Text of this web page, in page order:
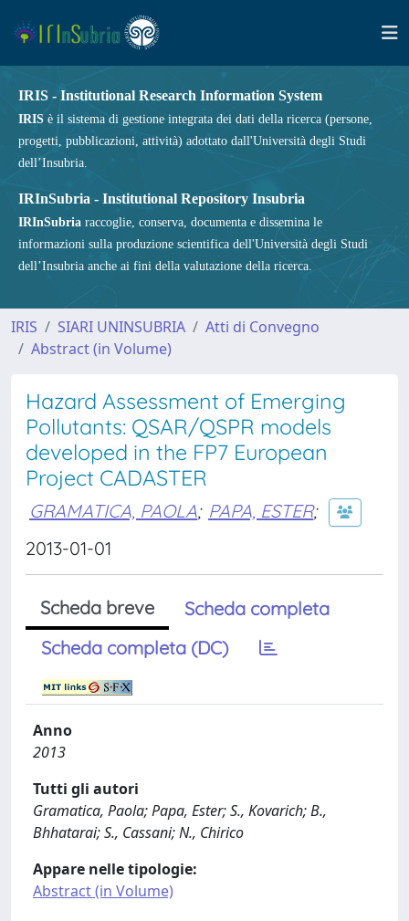
IRIS - Institutional Research Information System
IRIS è il sistema di gestione integrata dei dati della ricerca (persone,
progetti, pubblicazioni, attività) adottato dall'Università degli Studi
dell’Insubria.
IRInSubria - Institutional Repository Insubria
IRInSubria raccoglie, conserva, documenta e dissemina le
informazioni sulla produzione scientifica dell'Università degli Studi
dell’Insubria anche ai fini della valutazione della ricerca.
IRIS SIARI UNINSUBRIA
Atti di Convegno
Abstract (in Volume)
Hazard Assessment of Emerging
Pollutants: QSAR/QSPR models
developed in the FP7 European
Project CADASTER
GRAMATICA, PAOLA; PAPA, ESTER;
2013-01-01
Scheda breve
Scheda completa
Scheda completa (DC)
Anno
2013
Tutti gli autori
Gramatica, Paola; Papa, Ester; S., Kovarich; B.,
Bhhatarai; S., Cassani; N., Chirico
Appare nelle tipologie:
Abstract (in Volume)